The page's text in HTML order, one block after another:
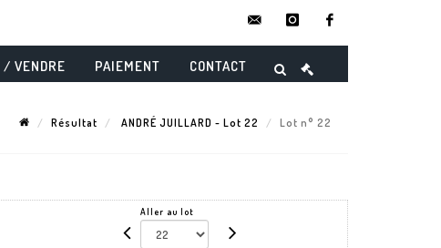
instagram
/ VENDRE PAIEMENT CONTACT
Résultat ANDRÉ JUILLARD - Lot 22 Lot n° 22
Aller au lot